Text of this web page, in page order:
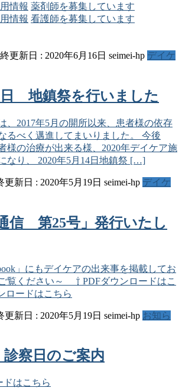
情報 薬剤師を募集しています
情報 看護師を募集しています
更新日 : 2020年6月16日 seimei-hp デイケ
日 地鎮祭を行いました
、2017年5月の開所以来、患者様の依存
るべく邁進してまいりました。 今後
様の治療が出来る様、2020年デイケア施
なり、 2020年5月14日地鎮祭 […]
更新日 : 2020年5月19日 seimei-hp デイケ
」にもデイケアの出来事を掲載してお
覧ください～ ⇧ PDFダウンロードはこ
ードはこちら
更新日 : 2020年5月19日 seimei-hp お知ら
察日のご案内
はこちら